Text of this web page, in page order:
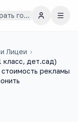
город
Лицеи ›
класс, дет.сад)
рекламы